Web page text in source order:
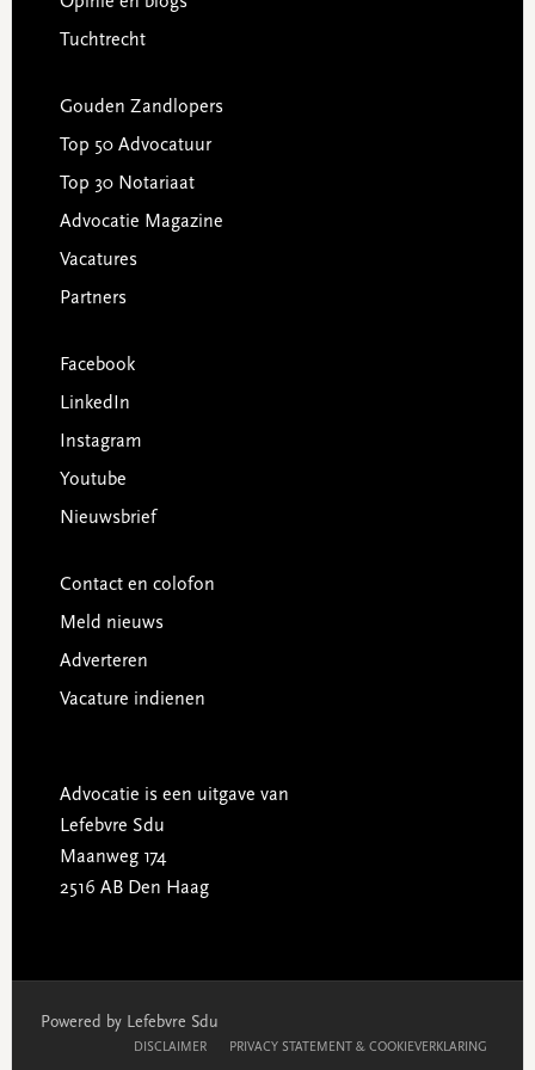
Tuchtrecht
Gouden Zandlopers
Top 50 Advocatuur
Top 30 Notariaat
Advocatie Magazine
Vacatures
Partners
Facebook
LinkedIn
Instagram
Youtube
Nieuwsbrief
Contact en colofon
Meld nieuws
Adverteren
Vacature indienen
Advocatie is een uitgave van
Lefebvre Sdu
Maanweg 174
2516 AB Den Haag
Powered by Lefebvre Sdu
DISCLAIMER PRIVACY STATEMENT & COOKIEVERKLARING